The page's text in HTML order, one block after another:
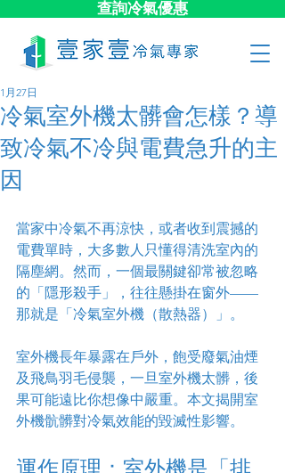
查詢冷氣優惠
冷氣室外機太髒會怎樣？導
致冷氣不冷與電費急升的主
因
1月27日
當家中冷氣不再涼快，或者收到震撼的
電費單時，大多數人只懂得清洗室內的
隔塵網。然而，一個最關鍵卻常被忽略
的「隱形殺手」，往往懸掛在窗外——
那就是「冷氣室外機（散熱器）」。
室外機長年暴露在戶外，飽受廢氣油煙
及飛鳥羽毛侵襲，一旦室外機太髒，後
果可能遠比你想像中嚴重。本文揭開室
外機骯髒對冷氣效能的毀滅性影響。